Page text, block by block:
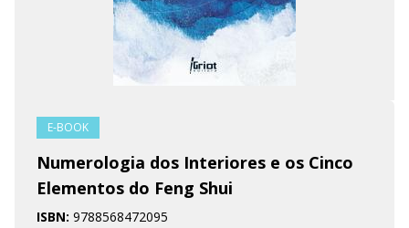
E-BOOK
Numerologia dos Interiores e os Cinco
Elementos do Feng Shui
ISBN: 9788568472095